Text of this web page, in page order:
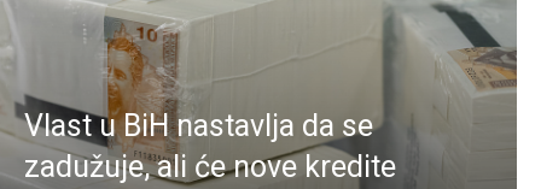
Vlast u BiH nastavlja da se
zadužuje, ali će nove kredite